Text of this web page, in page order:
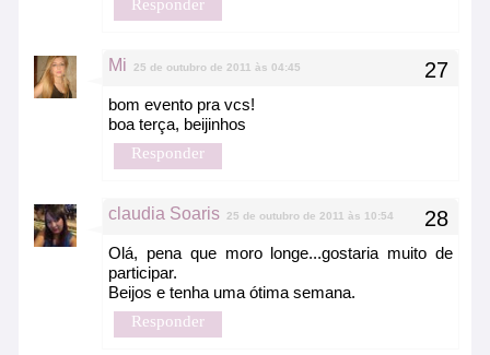
Responder
Mi 25 de outubro de 2011 às 04:45
bom evento pra vcs!
boa terça, beijinhos
Responder
claudia Soaris 25 de outubro de 2011 às 10:54
Olá, pena que moro longe...gostaria muito de
participar.
Beijos e tenha uma ótima semana.
Responder